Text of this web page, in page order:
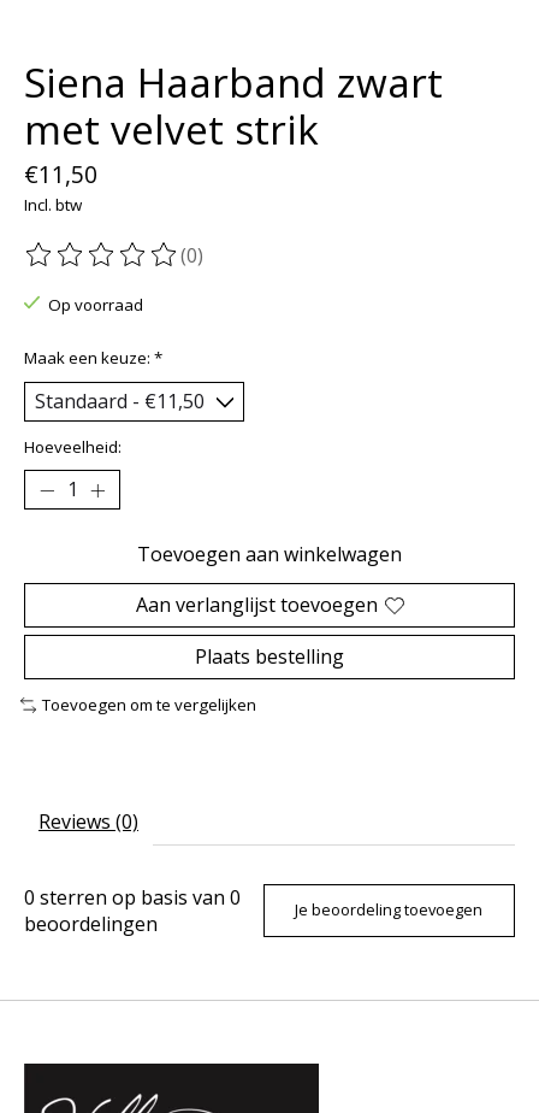
Siena Haarband zwart
met velvet strik
€11,50
Incl. btw
De beoordeling van dit product is
(0)
Op voorraad
Maak een keuze: *
Hoeveelheid:
Toevoegen aan winkelwagen
Aan verlanglijst toevoegen
Plaats bestelling
Toevoegen om te vergelijken
Reviews (0)
0 sterren op basis van 0
beoordelingen
Je beoordeling toevoegen